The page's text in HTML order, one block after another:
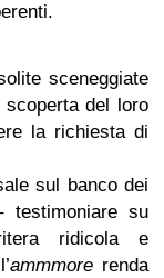
sceneggiate
del loro
la richiesta di
sul banco dei
testimoniare su
ridicola e
ammmore renda